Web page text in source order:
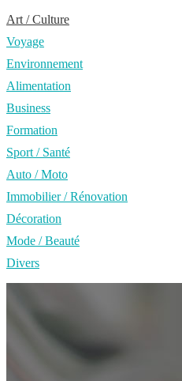
Art / Culture
Voyage
Environnement
Alimentation
Business
Formation
Sport / Santé
Auto / Moto
Immobilier / Rénovation
Décoration
Mode / Beauté
Divers